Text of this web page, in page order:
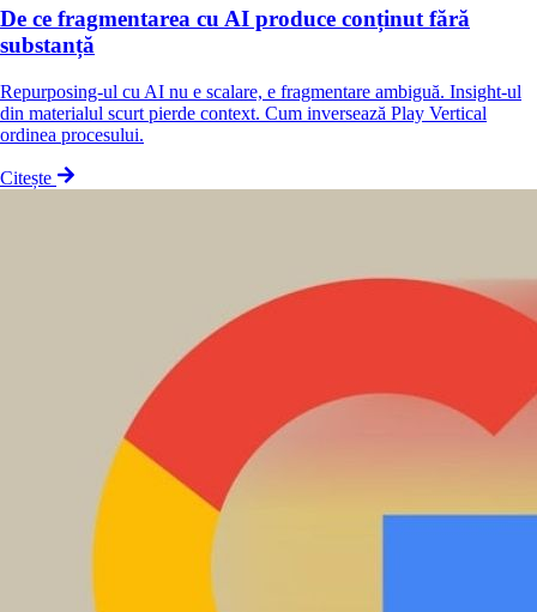
De ce fragmentarea cu AI produce conținut fără
substanță
Repurposing-ul cu AI nu e scalare, e fragmentare ambiguă. Insight-ul
din materialul scurt pierde context. Cum inversează Play Vertical
ordinea procesului.
Citește